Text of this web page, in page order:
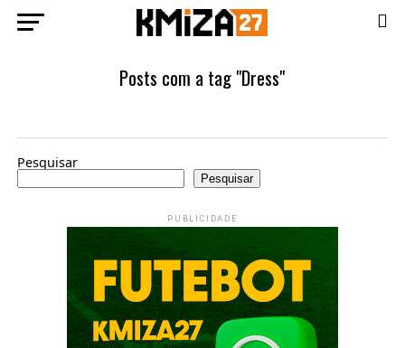
Posts com a tag "Dress"
Pesquisar
Pesquisar
PUBLICIDADE